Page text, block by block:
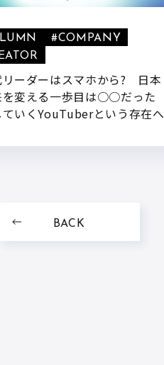
リーダーはスマホから? 日本
を変える一歩目は○○だった
いくYouTuberという存在へ
#COMPANY
BACK